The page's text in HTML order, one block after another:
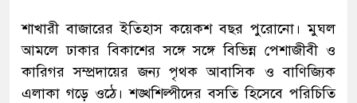
শাখারী বাজারের ইতিহাস কয়েকশ বছর পুরোনো। মুঘল
আমলে ঢাকার বিকাশের সঙ্গে সঙ্গে বিভিন্ন পেশাজীবী ও
কারিগর সম্প্রদায়ের জন্য পৃথক আবাসিক ও বাণিজ্যিক
এলাকা গড়ে ওঠে। শঙ্খশিল্পীদের বসতি হিসেবে পরিচিতি